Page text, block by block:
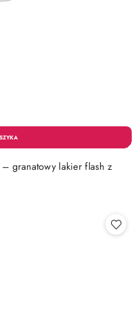
– granatowy lakier flash z